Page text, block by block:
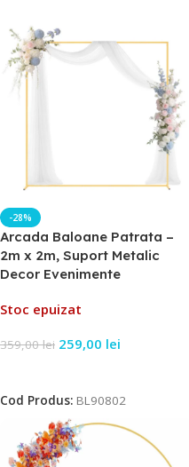
-28%
Arcada Baloane Patrata –
2m x 2m, Suport Metalic
Decor Evenimente
Stoc epuizat
359,00lei 259,00 lei
Cod Produs: BL90802